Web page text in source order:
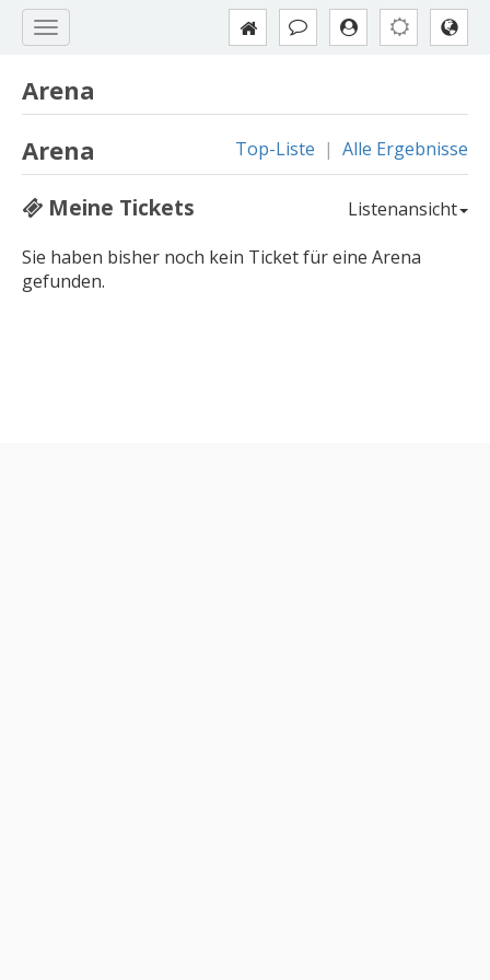
Arena
Arena
Top-Liste | Alle Ergebnisse
Meine Tickets
Listenansicht
Sie haben bisher noch kein Ticket für eine Arena
gefunden.